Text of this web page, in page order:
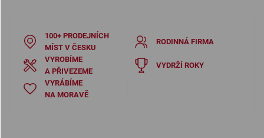
100+ PRODEJNÍCH
MÍST V ČESKU
RODINNÁ FIRMA
VYROBÍME
A PŘIVEZEME
VYDRŽÍ ROKY
VYRÁBÍME
NA MORAVĚ